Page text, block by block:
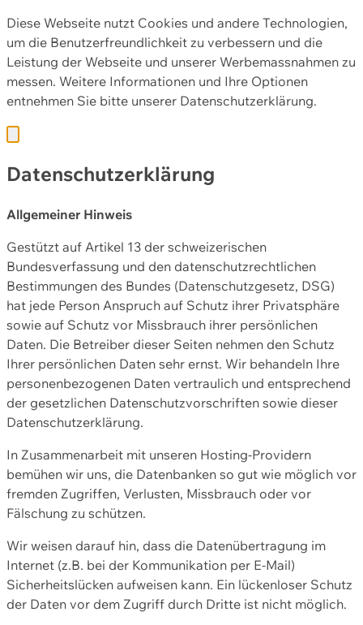
Diese Webseite nutzt Cookies und andere Technologien,
um die Benutzerfreundlichkeit zu verbessern und die
Leistung der Webseite und unserer Werbemassnahmen zu
messen. Weitere Informationen und Ihre Optionen
entnehmen Sie bitte unserer Datenschutzerklärung.
Datenschutzerklärung
Allgemeiner Hinweis
Gestützt auf Artikel 13 der schweizerischen
Bundesverfassung und den datenschutzrechtlichen
Bestimmungen des Bundes (Datenschutzgesetz, DSG)
hat jede Person Anspruch auf Schutz ihrer Privatsphäre
sowie auf Schutz vor Missbrauch ihrer persönlichen
Daten. Die Betreiber dieser Seiten nehmen den Schutz
Ihrer persönlichen Daten sehr ernst. Wir behandeln Ihre
personenbezogenen Daten vertraulich und entsprechend
der gesetzlichen Datenschutzvorschriften sowie dieser
Datenschutzerklärung.
In Zusammenarbeit mit unseren Hosting-Providern
bemühen wir uns, die Datenbanken so gut wie möglich vor
fremden Zugriffen, Verlusten, Missbrauch oder vor
Fälschung zu schützen.
Wir weisen darauf hin, dass die Datenübertragung im
Internet (z.B. bei der Kommunikation per E-Mail)
Sicherheitslücken aufweisen kann. Ein lückenloser Schutz
der Daten vor dem Zugriff durch Dritte ist nicht möglich.